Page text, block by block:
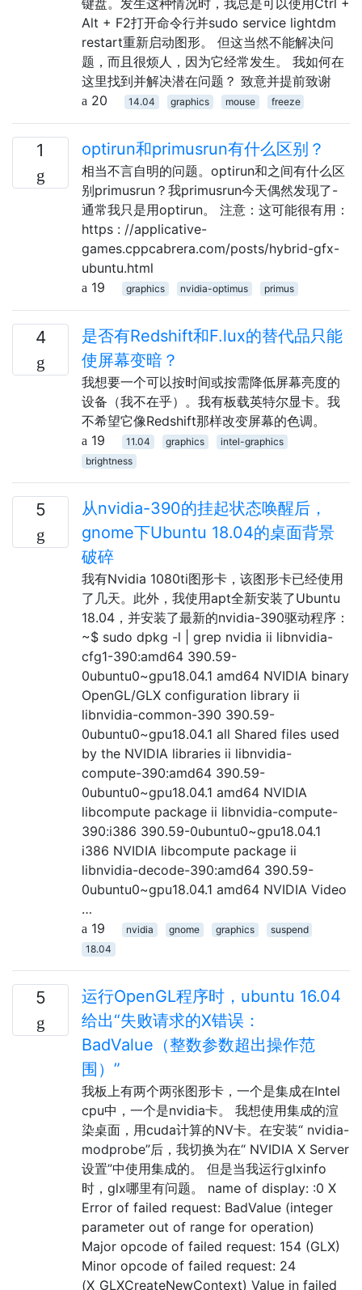
Alt + F2打开命令行并sudo service lightdm
restart重新启动图形。 但这当然不能解决问
题，而且很烦人，因为它经常发生。 我如何在
这里找到并解决潜在问题？ 致意并提前致谢
20
14.04 graphics mouse freeze
1 optirun和primusrun有什么区别？
相当不言自明的问题。optirun和之间有什么区
别primusrun？我primusrun今天偶然发现了-
通常我只是用optirun。 注意：这可能很有用：
https : //applicative-
games.cppcabrera.com/posts/hybrid-gfx-
ubuntu.html
19
graphics nvidia-optimus primus
4
是否有Redshift和F.lux的替代品只能
使屏幕变暗？
我想要一个可以按时间或按需降低屏幕亮度的
设备（我不在乎）。我有板载英特尔显卡。我
不希望它像Redshift那样改变屏幕的色调。
19
11.04 graphics
intel-graphics
brightness
5
从nvidia-390的挂起状态唤醒后，
gnome下Ubuntu 18.04的桌面背景
破碎
我有Nvidia 1080ti图形卡，该图形卡已经使用
了几天。此外，我使用apt全新安装了Ubuntu
18.04，并安装了最新的nvidia-390驱动程序：
~$ sudo dpkg -l | grep nvidia ii libnvidia-
cfg1-390:amd64 390.59-
0ubuntu0~gpu18.04.1 amd64 NVIDIA binary
OpenGL/GLX configuration library ii
libnvidia-common-390 390.59-
0ubuntu0~gpu18.04.1 all Shared files used
by the NVIDIA libraries ii libnvidia-
compute-390:amd64 390.59-
0ubuntu0~gpu18.04.1 amd64 NVIDIA
libcompute package ii libnvidia-compute-
390:i386 390.59-0ubuntu0~gpu18.04.1
i386 NVIDIA libcompute package ii
libnvidia-decode-390:amd64 390.59-
0ubuntu0~gpu18.04.1 amd64 NVIDIA Video
…
19
nvidia gnome graphics
suspend
18.04
5
运行OpenGL程序时，ubuntu 16.04
给出“失败请求的X错误：
BadValue（整数参数超出操作范
围）”
我板上有两个两张图形卡，一个是集成在Intel
cpu中，一个是nvidia卡。 我想使用集成的渲
染桌面，用cuda计算的NV卡。在安装“ nvidia-
modprobe”后，我切换为在“ NVIDIA X Server
设置”中使用集成的。 但是当我运行glxinfo
时，glx哪里有问题。 name of display: :0 X
Error of failed request: BadValue (integer
parameter out of range for operation)
Major opcode of failed request: 154 (GLX)
Minor opcode of failed request: 24
(X_GLXCreateNewContext) Value in failed